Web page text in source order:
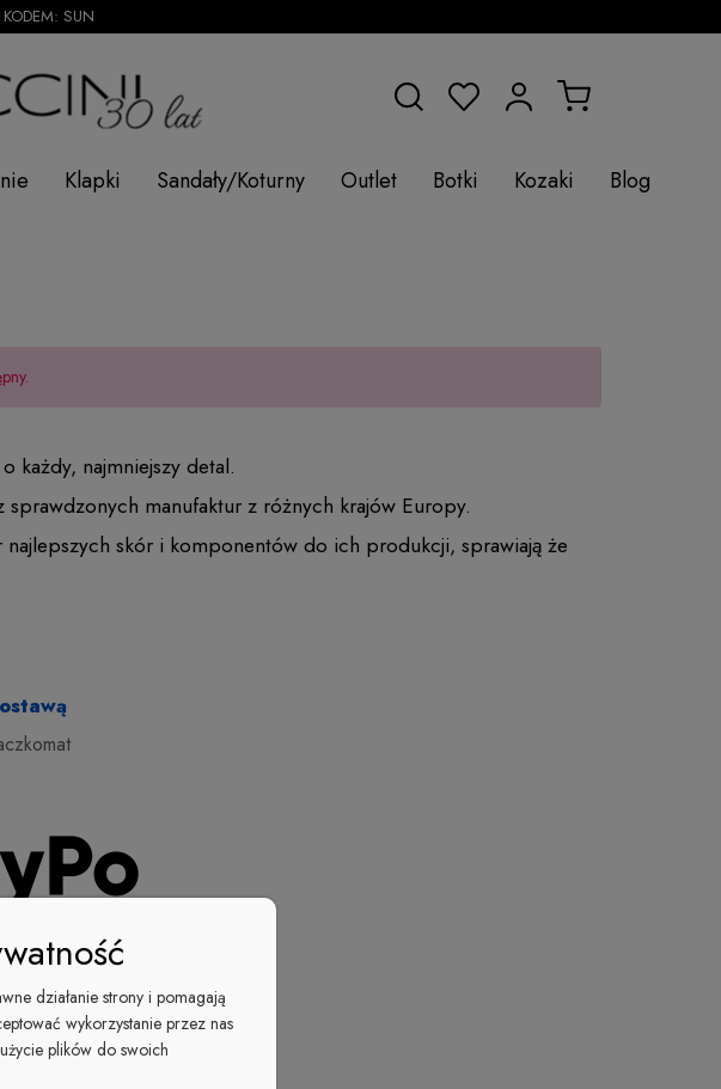
SUN
Klapki Sandały/Koturny Outlet Botki Kozaki Blog
każdy, najmniejszy detal.
manufaktur z różnych krajów Europy.
skór i komponentów do ich produkcji, sprawiają że
produktów.
cm
cm
cm
działanie strony i pomagają
wykorzystanie przez nas
plików do swoich